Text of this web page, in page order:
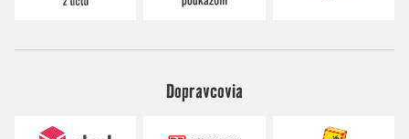
Dopravcovia